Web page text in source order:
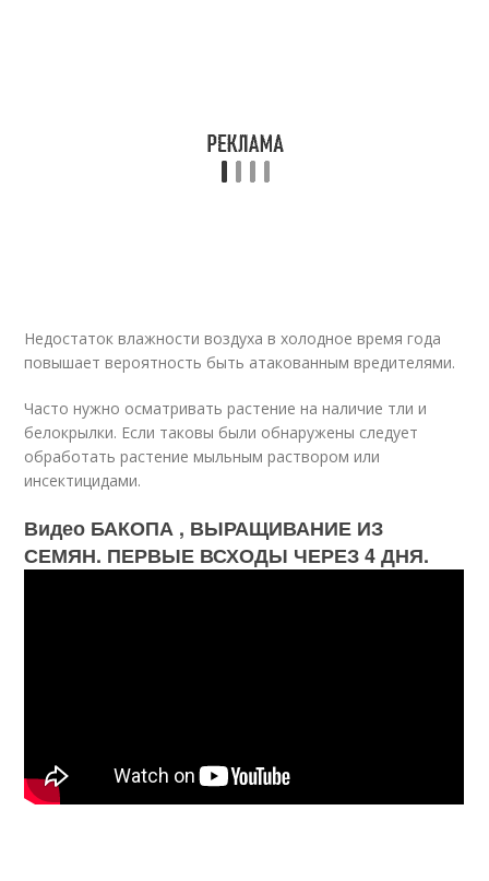
Недостаток влажности воздуха в холодное время года
повышает вероятность быть атакованным вредителями.
Часто нужно осматривать растение на наличие тли и
белокрылки. Если таковы были обнаружены следует
обработать растение мыльным раствором или
инсектицидами.
Видео БАКОПА , ВЫРАЩИВАНИЕ ИЗ
СЕМЯН. ПЕРВЫЕ ВСХОДЫ ЧЕРЕЗ 4 ДНЯ.